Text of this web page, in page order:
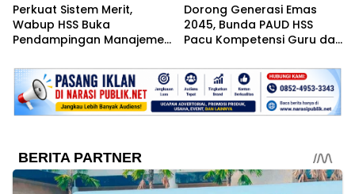
Perkuat Sistem Merit,
Wabup HSS Buka
Pendampingan Manajemen
Dorong Generasi Emas
2045, Bunda PAUD HSS
Pacu Kompetensi Guru dan